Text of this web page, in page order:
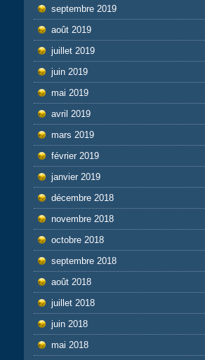
septembre 2019
août 2019
juillet 2019
juin 2019
mai 2019
avril 2019
mars 2019
février 2019
janvier 2019
décembre 2018
novembre 2018
octobre 2018
septembre 2018
août 2018
juillet 2018
juin 2018
mai 2018